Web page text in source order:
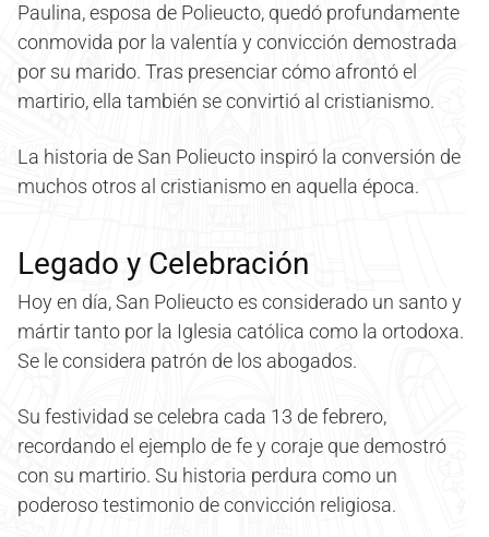
Paulina, esposa de Polieucto, quedó profundamente
conmovida por la valentía y convicción demostrada
por su marido. Tras presenciar cómo afrontó el
martirio, ella también se convirtió al cristianismo.
La historia de San Polieucto inspiró la conversión de
muchos otros al cristianismo en aquella época.
Legado y Celebración
Hoy en día, San Polieucto es considerado un santo y
mártir tanto por la Iglesia católica como la ortodoxa.
Se le considera patrón de los abogados.
Su festividad se celebra cada 13 de febrero,
recordando el ejemplo de fe y coraje que demostró
con su martirio. Su historia perdura como un
poderoso testimonio de convicción religiosa.